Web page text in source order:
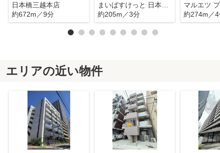
日本橋三越本店
約672m／9分
約205m／3分
約274m／
エリアの近い物件